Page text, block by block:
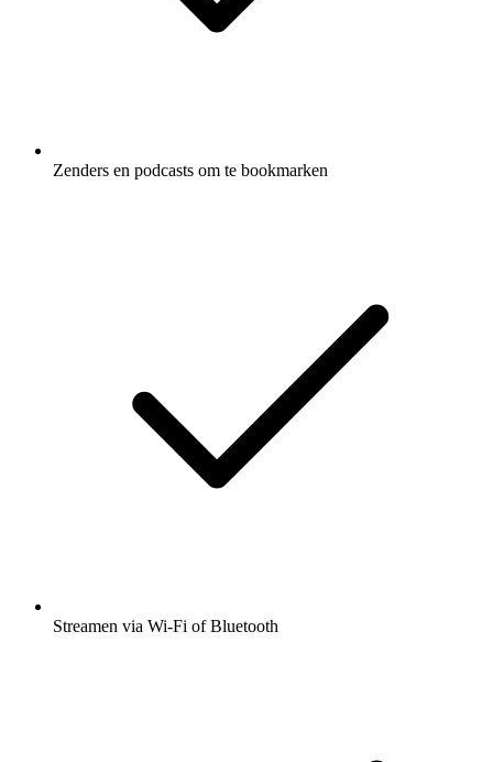
Zenders en podcasts om te bookmarken
Streamen via Wi-Fi of Bluetooth